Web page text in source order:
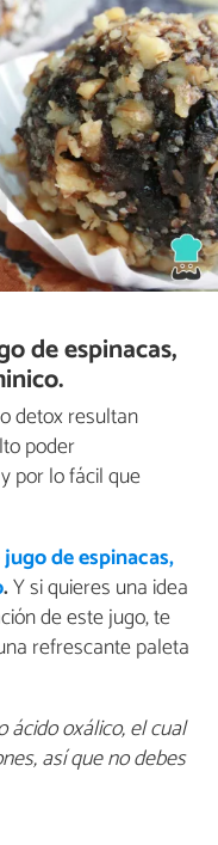
de espinacas,
detox resultan
poder
por lo fácil que
jugo de espinacas,
.Y si quieres una idea
de este jugo, te
refrescante paleta
oxálico, el cual
así que no debes